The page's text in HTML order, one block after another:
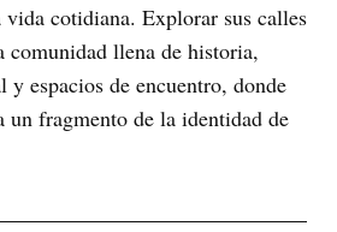
vida cotidiana. Explorar sus calles
comunidad llena de historia,
espacios de encuentro, donde
un fragmento de la identidad de